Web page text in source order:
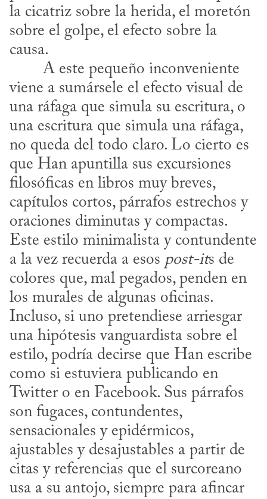
la cicatriz sobre la herida, el moretón
sobre el golpe, el efecto sobre la
causa.
viene a sumársele el efecto visual de
una ráfaga que simula su escritura, o
una escritura que simula una ráfaga,
no queda del todo claro. Lo cierto es
que Han apuntilla sus excursiones
filosóficas en libros muy breves,
capítulos cortos, párrafos estrechos y
oraciones diminutas y compactas.
Este estilo minimalista y contundente
a la vez recuerda a esos post-its de
colores que, mal pegados, penden en
los murales de algunas oficinas.
Incluso, si uno pretendiese arriesgar
una hipótesis vanguardista sobre el
estilo, podría decirse que Han escribe
como si estuviera publicando en
Twitter o en Facebook. Sus párrafos
son fugaces, contundentes,
sensacionales y epidérmicos,
ajustables y desajustables a partir de
citas y referencias que el surcoreano
usa a su antojo, siempre para afincar